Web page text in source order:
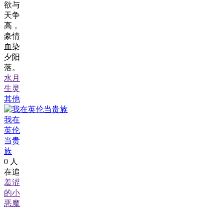
欲与
天争
高，
豪情
血染
夕阳
落。
水月
生灵
其他
我在
英伦
当贵
族
0 人
在追
羞涩
的小
恶魔